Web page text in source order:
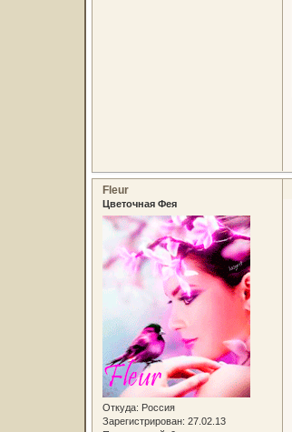
Fleur
Цветочная Фея
Откуда: Россия
Зарегистрирован: 27.02.13